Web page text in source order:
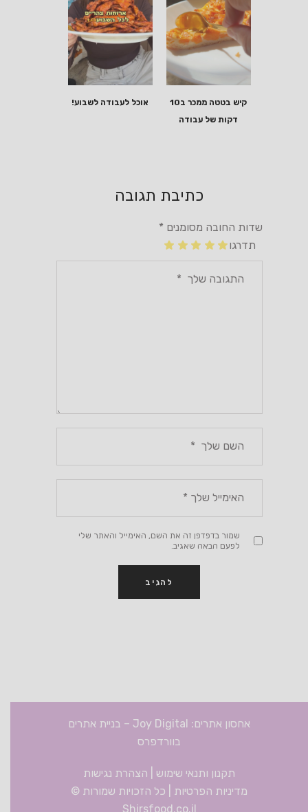
אוכל לעבודה לשבוע!
קיש בטטה ממכר ב10
דקות של עבודה
כתיבת תגובה
שדות החובה מסומנים *
תדרגו
שמור בדפדפן זה את השם, האימייל והאתר שלי
לפעם הבאה שאגיב.
אחסון אתרים: Joy Digital – בניית אתרים
בוורדפרס
תקנון ותנאי שימוש
הצהרת נגישות
מדיניות הפרטיות | כל הזכויות שמורות ©
Shirsfood.co.il